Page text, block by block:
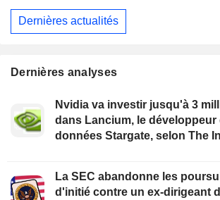
Dernières actualités
Dernières analyses
Nvidia va investir jusqu'à 3
dans Lancium, le développeur
données Stargate, selon The
La SEC abandonne les
d'initié contre un ex-dirigeant